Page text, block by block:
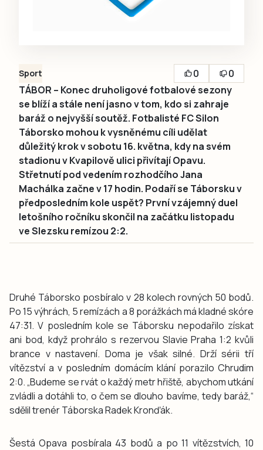
Sport 0
0
TÁBOR – Konec druholigové fotbalové sezony
se blíží a stále není jasno v tom, kdo si zahraje
baráž o nejvyšší soutěž. Fotbalisté FC Silon
Táborsko mohou k vysněnému cíli udělat
důležitý krok v sobotu 16. května, kdy na svém
stadionu v Kvapilově ulici přivítají Opavu.
Střetnutí pod vedením rozhodčího Jana
Machálka začne v 17 hodin. Podaří se Táborsku v
předposledním kole uspět? První vzájemný duel
letošního ročníku skončil na začátku listopadu
ve Slezsku remízou 2:2.
Druhé Táborsko posbíralo v 28 kolech rovných 50 bodů.
Po 15 výhrách, 5 remízách a 8 porážkách má kladné skóre
47:31. V posledním kole se Táborsku nepodařilo získat
ani bod, když prohrálo s rezervou Slavie Praha 1:2 kvůli
brance v nastavení. Doma je však silné. Drží sérii tří
vítězství a v posledním domácím klání porazilo Chrudim
2:0. „Budeme se rvát o každý metr hřiště, abychom utkání
zvládli a dotáhli to, o čem se dlouho bavíme, tedy baráž,“
sdělil trenér Táborska Radek Kronďák.
Šestá Opava posbírala 43 bodů a po 11 vítězstvích, 10